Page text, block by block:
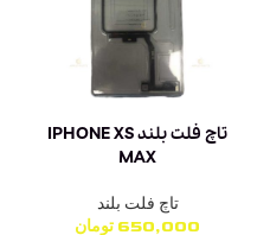
تاچ فلت بلند IPHONE XS
MAX
تاچ فلت بلند
650,000 تومان